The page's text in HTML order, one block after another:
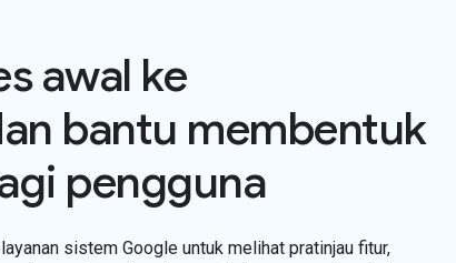
awal ke
bantu membentuk
pengguna
sistem Google untuk melihat pratinjau fitur,